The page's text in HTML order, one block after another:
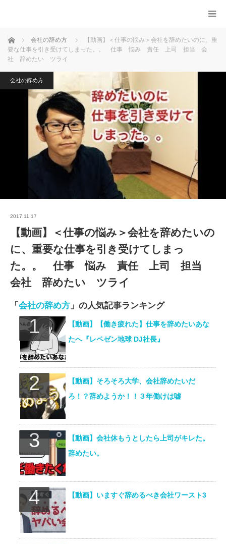
ホーム 会社の辞め方
【動画】＜仕事の悩み＞会社を辞めたいのに、重
要な仕事を引き受けてしまった。。 仕事 悩み 責任 上司 担当 会
社 辞めたい ツライ
会社の辞め方
2017.11.17
【動画】＜仕事の悩み＞会社を辞めたいの
に、重要な仕事を引き受けてしまっ
た。。 仕事 悩み 責任 上司 担当
会社 辞めたい ツライ
「 会社の辞め方 」の人気記事ランキング
【動画】【働き疲れた】仕事を辞めたいあな
たへ『レペゼン地球 DJ社長』
【動画】そろそろ大学、会社辞めたいだ
ろ！？辞めようか！！３年働けは嘘
【動画】会社休もうとしたら上司がキレた。
辞めたい。
【動画】いますぐ辞めるべき会社ワースト3